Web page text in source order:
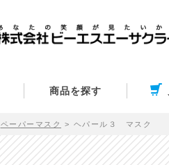
商品を探す
ペーパーマスク ヘパール３ マスク